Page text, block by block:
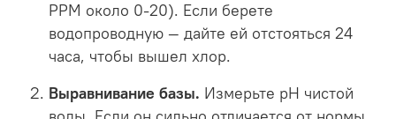
PPM около 0-20). Если берете
водопроводную — дайте ей отстояться 24
часа, чтобы вышел хлор.
Выравнивание базы. Измерьте pH чистой